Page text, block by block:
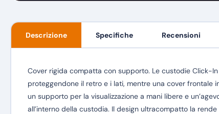
Descrizione Specifiche Recensioni
Cover rigida compatta con supporto. Le custodie Click-
proteggendone il retro e i lati, mentre una cover frontale
un supporto per la visualizzazione a mani libere e
all’interno della custodia. Il design ultracompatto la